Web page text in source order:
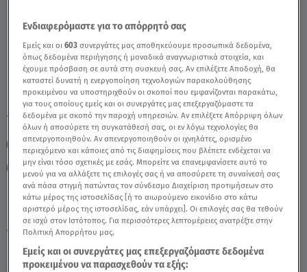
Πέμπτη 6 Αυγούστου 2026
22.01.25, 23:40 MEDIA
TAGS: MASTERCHEF MASTERCHEF 2025
MASTERCHEF ΝΕΣΤΟΡΑΣ
MASTERCHEF ΑΓΓΕΛΟΣ
MASTERCHEF ΣΥΜΒΟΥΛΙΟ
Ενδιαφερόμαστε για το απόρρητό σας
Εμείς και οι603 συνεργάτες μας αποθηκεύουμε προσωπικά δεδομένα,
όπως δεδομένα περιήγησης ή μοναδικά αναγνωριστικά στοιχεία, και
έχουμε πρόσβαση σε αυτά στη συσκευή σας. Αν επιλέξετε Αποδοχή, θα
καταστεί δυνατή η ενεργοποίηση τεχνολογιών παρακολούθησης
προκειμένου να υποστηριχθούν οι σκοποί που εμφανίζονται παρακάτω,
για τους οποίους εμείς και οι συνεργάτες μας επεξεργαζόμαστε τα
δεδομένα με σκοπό την παροχή υπηρεσιών. Αν επιλέξετε Απόρριψη όλων
όλων ή αποσύρετε τη συγκατάθεσή σας, οι εν λόγω τεχνολογίες θα
απενεργοποιηθούν. Αν απενεργοποιηθούν οι ιχνηλάτες, ορισμένο
περιεχόμενο και κάποιες από τις διαφημίσεις που βλέπετε ενδέχεται να
μην είναι τόσο σχετικές με εσάς. Μπορείτε να επανεμφανίσετε αυτό το
μενού για να αλλάξετε τις επιλογές σας ή να αποσύρετε τη συναίνεσή σας
ανά πάσα στιγμή πατώντας τον σύνδεσμο Διαχείριση προτιμήσεων στο
κάτω μέρος της ιστοσελίδας [ή το αιωρούμενο εικονίδιο στο κάτω
αριστερό μέρος της ιστοσελίδας, εάν υπάρχει]. Οι επιλογές σας θα τεθούν
σε ισχύ στον Ιστότοπος. Για περισσότερες λεπτομέρειες ανατρέξτε στην
Πολιτική Απορρήτου μας.
Εμείς και οι συνεργάτες μας επεξεργαζόμαστε δεδομένα
προκειμένου να παρασχεθούν τα εξής: